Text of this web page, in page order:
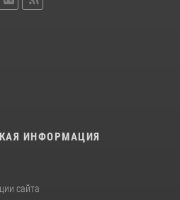
ИНФОРМАЦИЯ
сайта